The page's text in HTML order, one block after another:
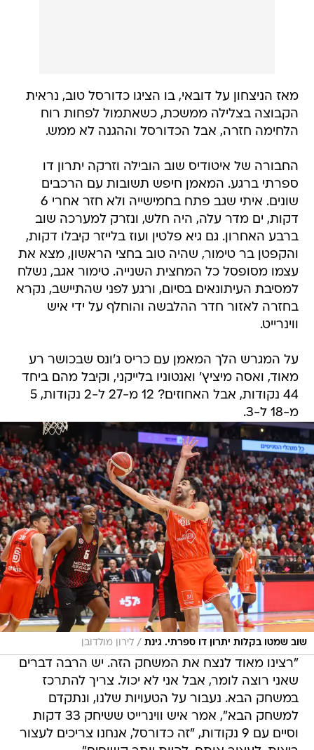
מאז הניצחון על דובאי, בו הציגו כדורסל טוב, נראית
הקבוצה בצלילה ממשכת, כשאתמול לפחות רוח
הלחימה חזרה, אבל הכדורסל וההגנה לא ממש.
החבורה של איטודיס שוב הובילה וזרקה יתרון דו
ספרתי ברגע. המאמן חיפש תשובות עם הרכבים
שונים. איתי שגב פתח בחמישייה ולא חזר אחרי 6
דקות, ים מדר עלה, היה חלש, ונזרק למערכה שוב
ברבע האחרון. גם גיא פלטין ועוז בלייזר קיבלו דקות,
והקפטן בר טימור, שהיה טוב בחצי הראשון, מצא את
עצמו מסופסל כל המחצית השנייה. טימור אגב, נשלח
למסיבת העיתונאים בסיום, ורגע לפני שהתיישב, נקרא
בחזרה לאזור חדר ההלבשה והוחלף על ידי איש
ווינרייט.
על המגרש הלך המאמן עם כריס ג'ונס שבכושר רע
מאוד, ואסה מיציץ' ואנטוניו בלייקני, וקיבל מהם ביחד
44 נקודות, אבל האחוזים? 12 מ-27 ל-2 נקודות, 5
מ-18 ל-3.
שוב שמטו בקלות יתרון דו ספרתי. גינת / לירון מולדובן
"רצינו מאוד לנצח את המשחק הזה. יש הרבה דברים
שאני רוצה לומר, אבל אני לא יכול. צריך להתרכז
במשחק הבא. נעבור על הטעויות שלנו, ונתקדם
למשחק הבא", אמר איש ווינרייט ששיחק 33 דקות
וסיים עם 9 נקודות, "זה כדורסל, אנחנו צריכים לעצור